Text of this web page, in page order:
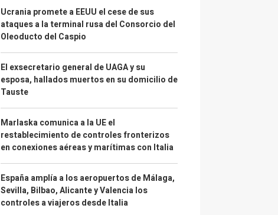
Ucrania promete a EEUU el cese de sus
ataques a la terminal rusa del Consorcio del
Oleoducto del Caspio
El exsecretario general de UAGA y su
esposa, hallados muertos en su domicilio de
Tauste
Marlaska comunica a la UE el
restablecimiento de controles fronterizos
en conexiones aéreas y marítimas con Italia
España amplía a los aeropuertos de Málaga,
Sevilla, Bilbao, Alicante y Valencia los
controles a viajeros desde Italia